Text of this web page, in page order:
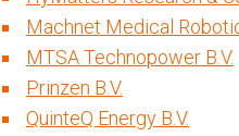
Machnet Medical
MTSA Technopower B.V.
Prinzen B.V.
QuinteQ Energy B.V.